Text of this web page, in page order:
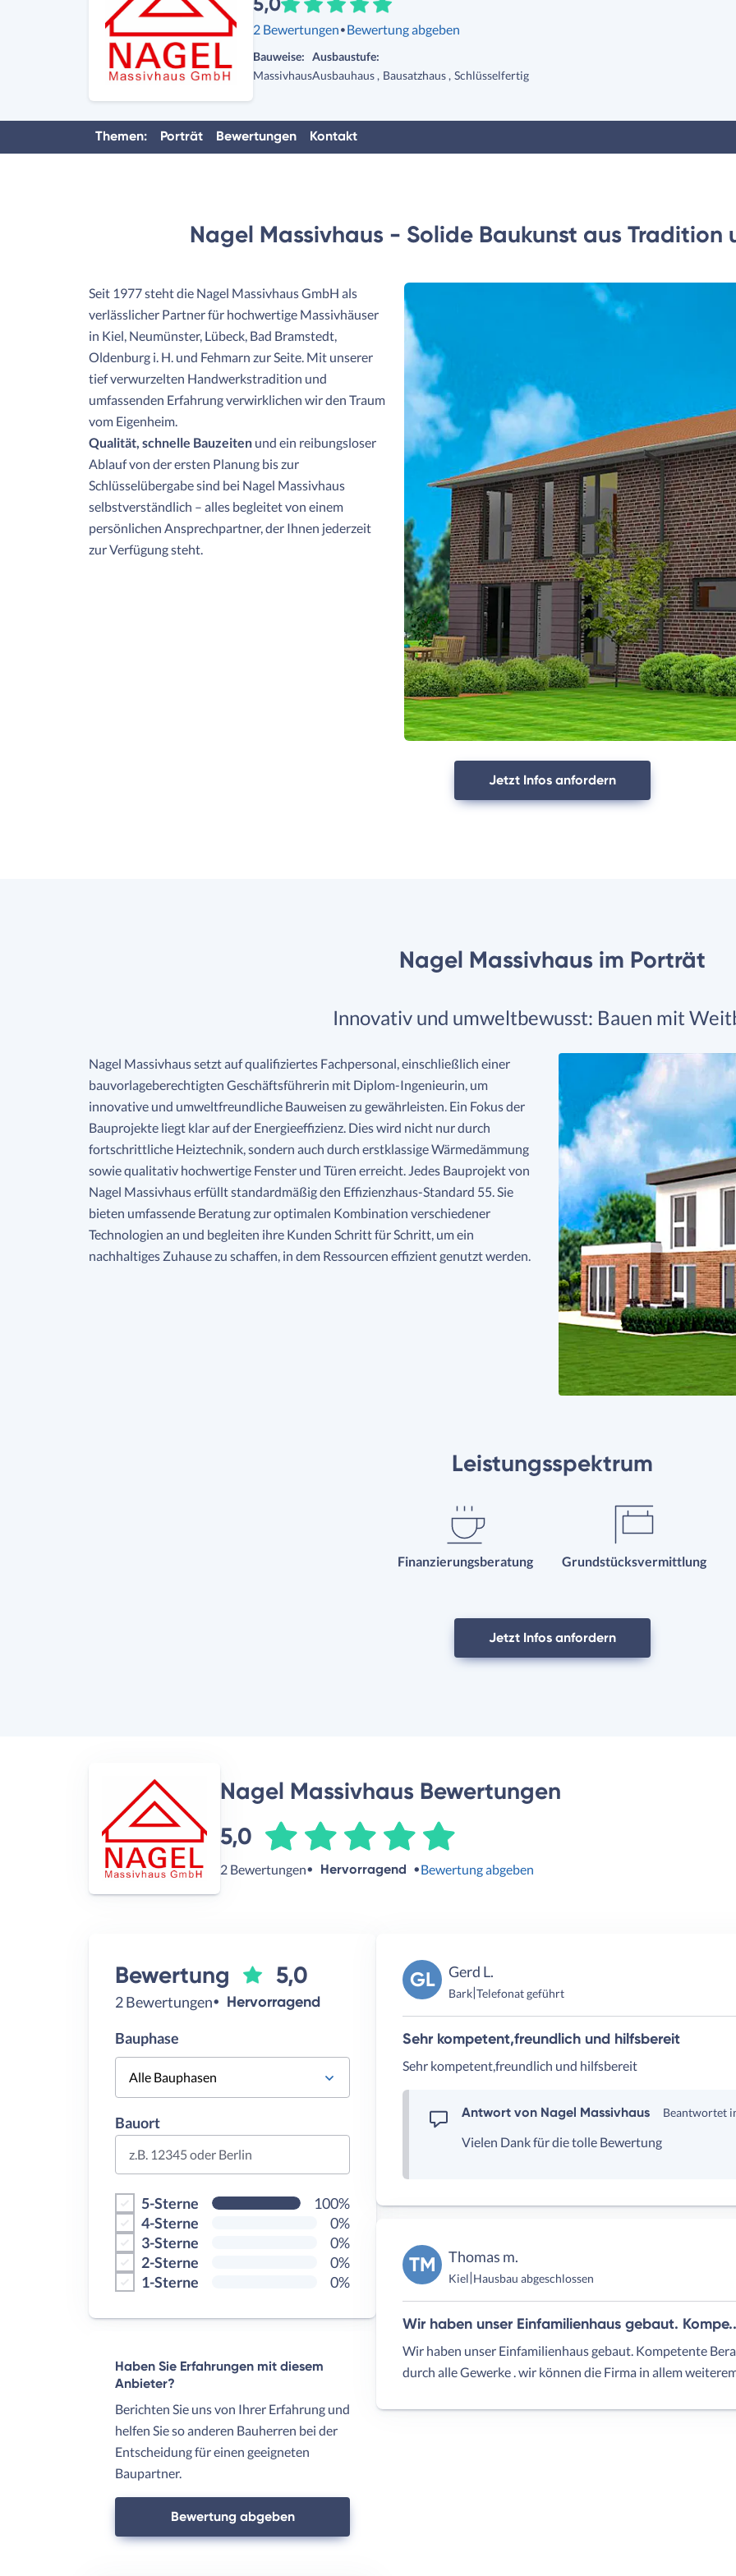
2 Bewertungen·Bewertung abgeben
Bauweise:
Massivhaus
Ausbaustufe:
Ausbauhaus
Bausatzhaus Schlüsselfertig
Themen: Porträt Bewertungen Kontakt
Nagel Massivhaus - Solide Baukunst aus Tradition
Seit 1977 steht die Nagel Massivhaus GmbH als
verlässlicher Partner für hochwertige Massivhäuser
in Kiel, Neumünster, Lübeck, Bad Bramstedt,
Oldenburg i. H. und Fehmarn zur Seite. Mit unserer
tief verwurzelten Handwerkstradition und
umfassenden Erfahrung verwirklichen wir den Traum
vom Eigenheim.
Qualität, schnelle Bauzeiten und ein reibungsloser
Ablauf von der ersten Planung bis zur
Schlüsselübergabe sind bei Nagel Massivhaus
selbstverständlich – alles begleitet von einem
persönlichen Ansprechpartner, der Ihnen jederzeit
zur Verfügung steht.
Jetzt Infos anfordern
Nagel Massivhaus im Porträt
Innovativ und umweltbewusst: Bauen mit
Nagel Massivhaus setzt auf qualifiziertes Fachpersonal, einschließlich einer
bauvorlageberechtigten Geschäftsführerin mit Diplom-Ingenieurin, um
innovative und umweltfreundliche Bauweisen zu gewährleisten. Ein Fokus der
Bauprojekte liegt klar auf der Energieeffizienz. Dies wird nicht nur durch
fortschrittliche Heiztechnik, sondern auch durch erstklassige Wärmedämmung
sowie qualitativ hochwertige Fenster und Türen erreicht. Jedes Bauprojekt von
Nagel Massivhaus erfüllt standardmäßig den Effizienzhaus-Standard 55. Sie
bieten umfassende Beratung zur optimalen Kombination verschiedener
Technologien an und begleiten ihre Kunden Schritt für Schritt, um ein
nachhaltiges Zuhause zu schaffen, in dem Ressourcen effizient genutzt werden.
Leistungsspektrum
Finanzierungsberatung Grundstücksvermittlung
Jetzt Infos anfordern
Nagel Massivhaus Bewertungen
5,0
2 Bewertungen Hervorragend Bewertung abgeben
Bewertung 5,0
2 Bewertungen
Hervorragend
Bauphase
Alle Bauphasen
Bauort
z.B. 12345 oder Berlin
5-Sterne
100%
4-Sterne
0%
3-Sterne
0%
2-Sterne
0%
1-Sterne
0%
Haben Sie Erfahrungen mit diesem
Anbieter?
Berichten Sie uns von Ihrer Erfahrung und
helfen Sie so anderen Bauherren bei der
Entscheidung für einen geeigneten
Baupartner.
Bewertung abgeben
GL Gerd L.
Bark|Telefonat geführt
Sehr kompetent,freundlich und hilfsbereit
Sehr kompetent,freundlich und hilfsbereit
Antwort von Nagel Massivhaus Beantwortet
Vielen Dank für die tolle Bewertung
TM Thomas m.
Kiel|Hausbau abgeschlossen
Wir haben unser Einfamilienhaus gebaut.
Wir haben unser Einfamilienhaus gebaut. Kompetente
durch alle Gewerke . wir können die Firma in allem